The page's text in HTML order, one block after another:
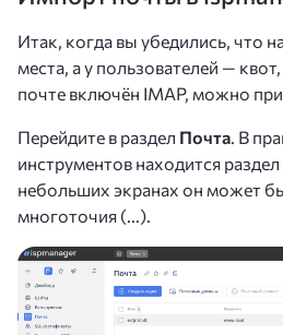
Итак, когда вы убедились, что
места, а у пользователей —
почте включён IMAP, можно
Перейдите в раздел Почта . В
инструментов находится раздел
небольших экранах он может
многоточия (...).